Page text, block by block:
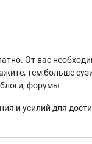
От вас
тем больше
форумы.
и усилий для